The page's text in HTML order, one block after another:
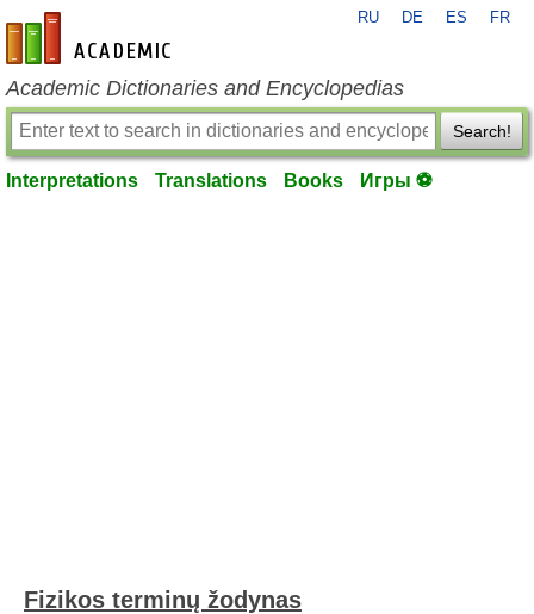
en-academic.com
RU DE ES FR
Academic Dictionaries and Encyclopedias
Search!
Interpretations Translations Books Игры ⚽
Fizikos terminų žodynas